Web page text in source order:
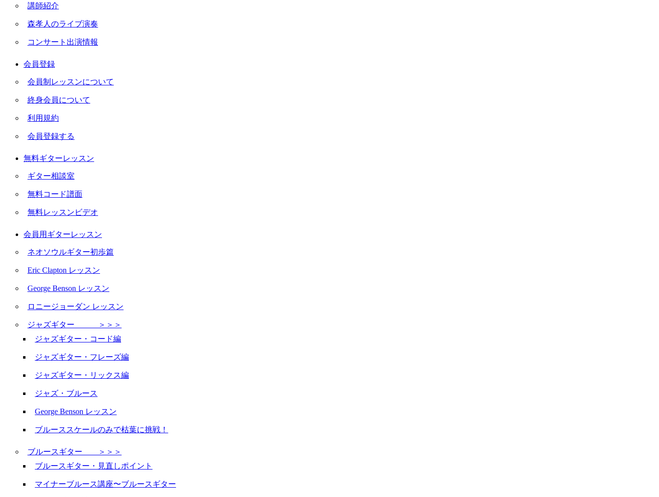
講師紹介
森孝人のライブ演奏
コンサート出演情報
会員登録
会員制レッスンについて
終身会員について
利用規約
会員登録する
無料ギターレッスン
ギター相談室
無料コード譜面
無料レッスンビデオ
会員用ギターレッスン
ネオソウルギター初歩篇
Eric Clapton レッスン
George Benson レッスン
ロニージョーダン レッスン
ジャズギター ＞＞＞
ジャズギター・コード編
ジャズギター・フレーズ編
ジャズギター・リックス編
ジャズ・ブルース
George Benson レッスン
ブルーススケールのみで枯葉に挑戦！
ブルースギター ＞＞＞
ブルースギター・見直しポイント
マイナーブルース講座〜ブルースギター